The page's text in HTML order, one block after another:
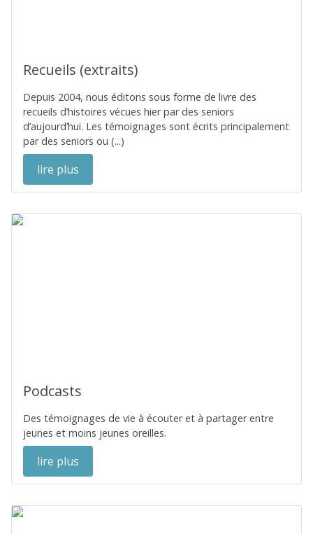
Recueils (extraits)
Depuis 2004, nous éditons sous forme de livre des
recueils d’histoires vécues hier par des seniors
d’aujourd’hui. Les témoignages sont écrits principalement
par des seniors ou (...)
lire plus
Podcasts
Des témoignages de vie à écouter et à partager entre
jeunes et moins jeunes oreilles.
lire plus